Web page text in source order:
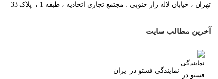
تهران ، خیابان لاله زار جنوبی ، مجتمع تجاری اتحادیه ، طبقه 1 ، پلاک 33
آخرین مطالب سایت
نمایندگی فستو در ایران